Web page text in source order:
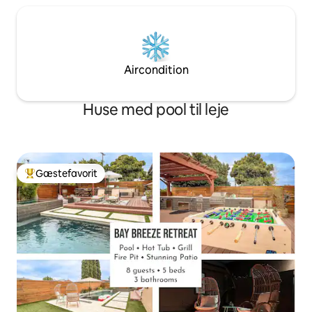
Aircondition
Huse med pool til leje
Bedste gæstefavorit
Gæstefavorit